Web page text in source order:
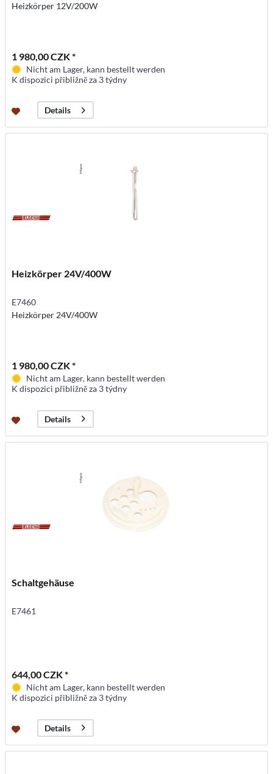
Heizkörper 12V/200W
1 980,00 CZK *
Nicht am Lager, kann bestellt werden
K dispozici přibližně za 3 týdny
Details
Heizkörper 24V/400W
E7460
Heizkörper 24V/400W
1 980,00 CZK *
Nicht am Lager, kann bestellt werden
K dispozici přibližně za 3 týdny
Details
Schaltgehäuse
E7461
644,00 CZK *
Nicht am Lager, kann bestellt werden
K dispozici přibližně za 3 týdny
Details